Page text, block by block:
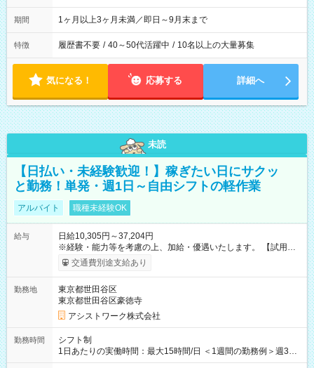
期間 1ヶ月以上3ヶ月未満／即日～9月末まで
特徴 履歴書不要 / 40～50代活躍中 / 10名以上の大量募集
気になる！ 応募する 詳細へ
未読
【日払い・未経験歓迎！】稼ぎたい日にサクッ
と勤務！単発・週1日～自由シフトの軽作業
アルバイト 職種未経験OK
給与
日給10,305円～37,204円
※経験・能力等を考慮の上、加給・優遇いたします。 【試用期
間】試用期間なし
交通費別途支給あり
勤務地
東京都世田谷区
東京都世田谷区豪徳寺
アシストワーク株式会社
勤務時間
シフト制
1日あたりの実働時間：最大15時間/日 ＜1週間の勤務例＞週3回
勤務 勤務：月・水・金 休み：火・木・土・日 好きな時にお仕事